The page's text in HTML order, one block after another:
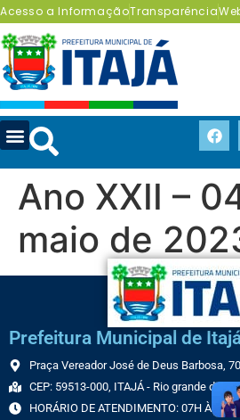
Acesso a InformaçãoTransparência
Ano XXII –
maio de
Prefeitura Municipal de
Praça Vereador José de Deus Barbosa,
CEP: 59513-000, ITAJÁ - Rio grande do
HORÁRIO DE ATENDIMENTO: 07H ÀS 13H